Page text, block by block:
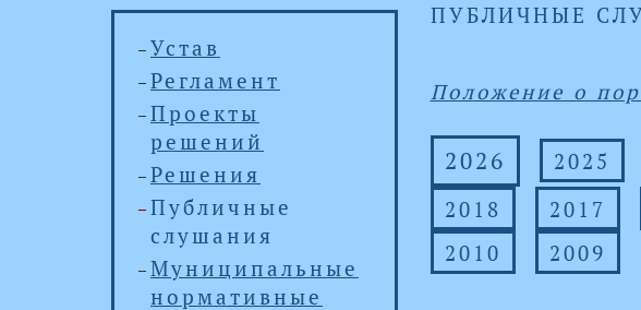
Устав
Регламент
Проекты
решений
Решения
Публичные
слушания
Муниципальные
нормативные
ПУБЛИЧНЫЕ
Положение о
2026 2025
2018
2017
2010
2009